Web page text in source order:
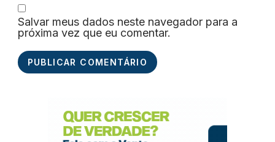
Salvar meus dados neste navegador para a
próxima vez que eu comentar.